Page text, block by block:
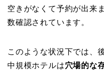
空きがなくて予約が出来
数確認されています。
このような状況下では、
中規模ホテルは穴場的な